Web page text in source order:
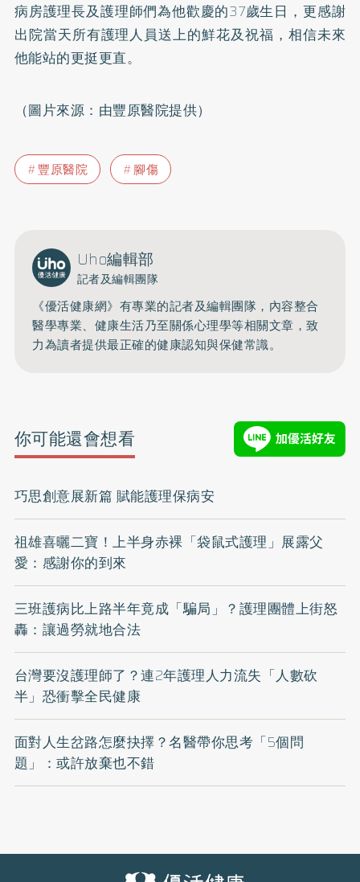
病房護理長及護理師們為他歡慶的37歲生日，更感謝
出院當天所有護理人員送上的鮮花及祝福，相信未來
他能站的更挺更直。
（圖片來源：由豐原醫院提供）
豐原醫院 腳傷
Uho編輯部
記者及編輯團隊
《優活健康網》有專業的記者及編輯團隊，內容整合
醫學專業、健康生活乃至關係心理學等相關文章，致
力為讀者提供最正確的健康認知與保健常識。
你可能還會想看
巧思創意展新篇 賦能護理保病安
祖雄喜曬二寶！上半身赤裸「袋鼠式護理」展露父
愛：感謝你的到來
三班護病比上路半年竟成「騙局」？護理團體上街怒
轟：讓過勞就地合法
台灣要沒護理師了？連2年護理人力流失「人數砍
半」恐衝擊全民健康
面對人生岔路怎麼抉擇？名醫帶你思考「5個問
題」：或許放棄也不錯